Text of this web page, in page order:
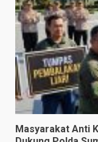
Masyarakat Anti